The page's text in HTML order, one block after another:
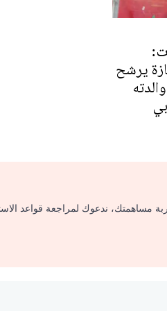
يرشح
مساهمتك، ندعوك لمراجعة قواعد